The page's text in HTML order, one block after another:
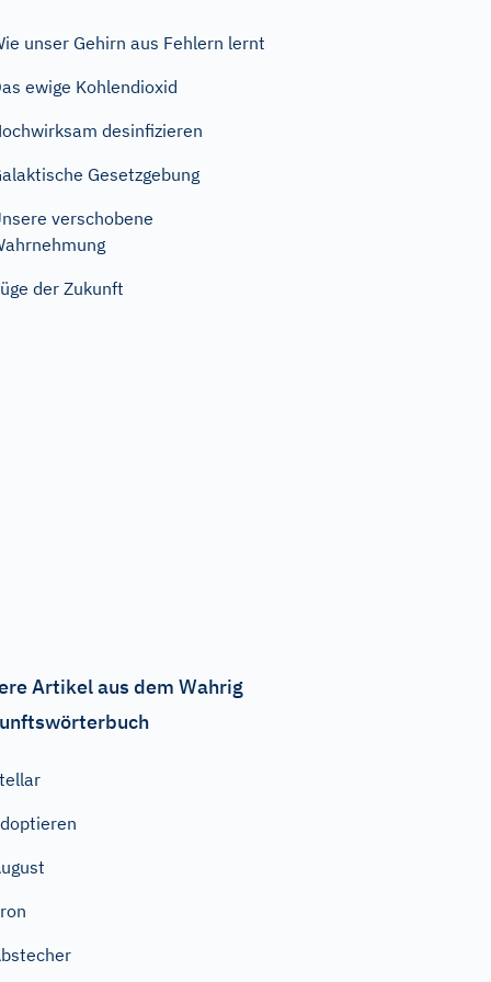
unser Gehirn aus Fehlern lernt
ewige Kohlendioxid
desinfizieren
Gesetzgebung
verschobene
der Zukunft
Artikel aus dem Wahrig